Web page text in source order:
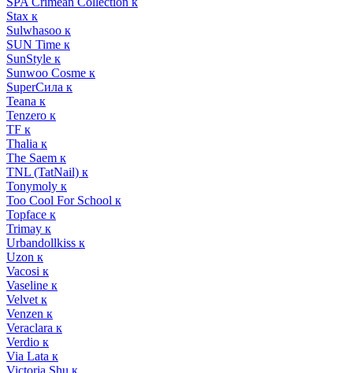
Stax к
Sulwhasoo к
SUN Time к
SunStyle к
Sunwoo Cosme к
SuperСила к
Teana к
Tenzero к
TF к
Thalia к
The Saem к
TNL (TatNail) к
Tonymoly к
Too Cool For School к
Topface к
Trimay к
Urbandollkiss к
Uzon к
Vacosi к
Vaseline к
Velvet к
Venzen к
Veraclara к
Verdio к
Via Lata к